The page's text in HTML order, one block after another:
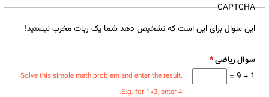
CAPTCHA
این سوال برای این است که تشخیص دهد شما یک ربات مخرب نیستید!
سوال ریاضی*
1 + 9 =
Solve this simple math problem and enter the result.
E.g. for 1+3, enter 4.